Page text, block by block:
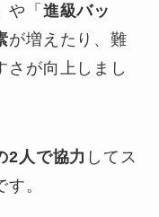
や「 進級バッ
が増えたり、難
さが向上しまし
2人で協力 してス
。